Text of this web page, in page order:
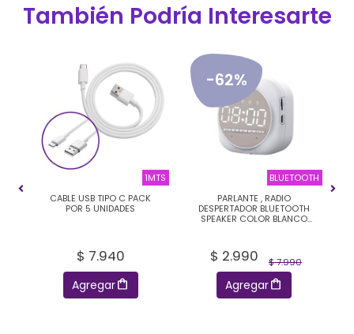
También Podría Interesarte
1MTS
CABLE USB TIPO C PACK
POR 5 UNIDADES
$ 7.940
Agregar
-62%
BLUETOOTH
PARLANTE , RADIO
DESPERTADOR BLUETOOTH
SPEAKER COLOR BLANCO
$ 7.990
$ 2.990
Agregar